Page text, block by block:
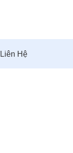
Liên Hệ